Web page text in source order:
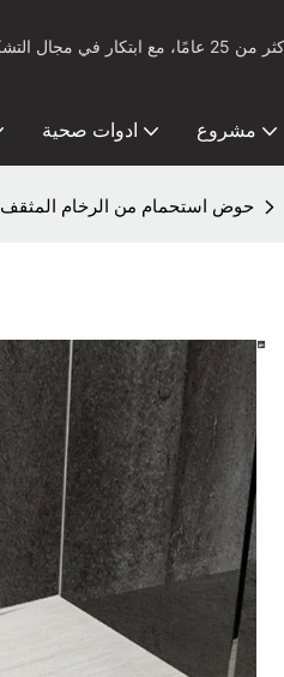
ادوات صحية مشروع
حوض استحمام من الرخام المثقف